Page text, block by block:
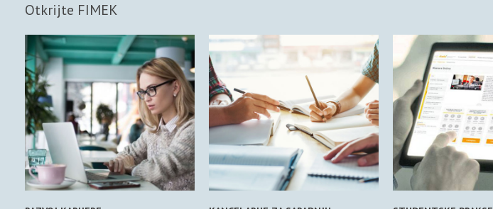
Otkrijte FIMEK